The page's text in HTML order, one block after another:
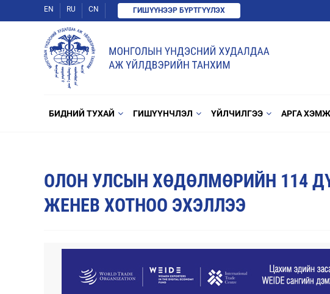
EN RU CN ГИШҮҮНЭЭР БҮРТГҮҮЛЭХ
БИДНИЙ ТУХАЙ ГИШҮҮНЧЛЭЛ ҮЙЛЧИЛГЭЭ АРГА
ОЛОН УЛСЫН ХӨДӨЛМӨРИЙН 114
ЖЕНЕВ ХОТНОО ЭХЭЛЛЭЭ